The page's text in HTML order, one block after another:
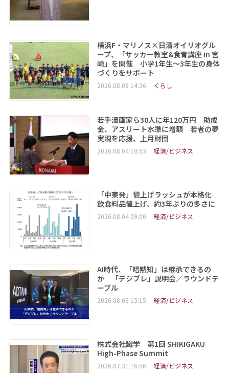
横浜F・マリノス×日清オイリオグル
ープ、「サッカー教室&食育講座 in 宮
崎」を開催 小学1年生～3年生の身体
づくりをサポート
2026.08.06 14:36 くらし
若手漫画家ら30人に年120万円 助成
金、アスリート水準に増額 若者の夢
実現を応援、上月財団
2026.08.04 10:53 経済/ビジネス
「中東発」値上げラッシュが本格化
飲食料品値上げ、約3年ぶりの多さに
2026.08.04 09:00 経済/ビジネス
AI時代、「暗黙知」は継承できるの
か 「デジブレ」説明会／ラウンドテ
ーブル
2026.08.03 15:15 経済/ビジネス
株式会社識学 第1回 SHIKIGAKU
High-Phase Summit
2026.07.31 16:56 経済/ビジネス